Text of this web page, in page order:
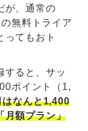
が、通常の
無料トライア
ってもおト
すると、サッ
ポイント（1,
はなんと1,400
月額プラン」